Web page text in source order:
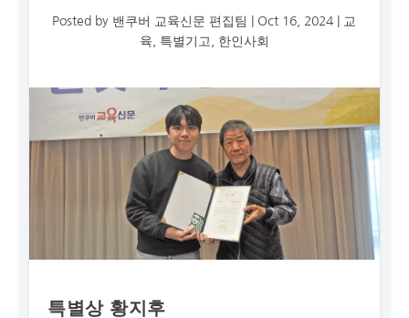
Posted by 밴쿠버 교육신문 편집팀 Oct 16, 2024
교
육
특별기고 한인사회
특별상 황지후